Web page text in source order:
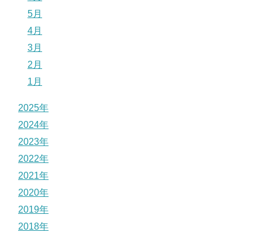
5月
4月
3月
2月
1月
2025年
2024年
2023年
2022年
2021年
2020年
2019年
2018年